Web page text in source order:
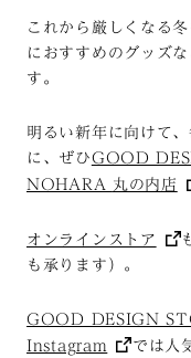
これから厳しくなる
におすすめのグッズ
す。
明るい新年に向けて
に、ぜひGOOD
NOHARA 丸の内店
オンラインストア
も承ります）。
GOOD DESIGN
Instagram
では人